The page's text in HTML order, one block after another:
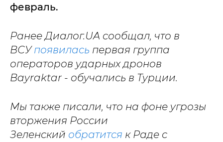
февраль.
Ранее Диалог.UA сообщал, что в
ВСУпоявилась первая группа
операторов ударных дронов
Bayraktar - обучались в Турции.
Мы также писали, что на фоне угрозы
вторжения России
Зеленский обратится к Раде с